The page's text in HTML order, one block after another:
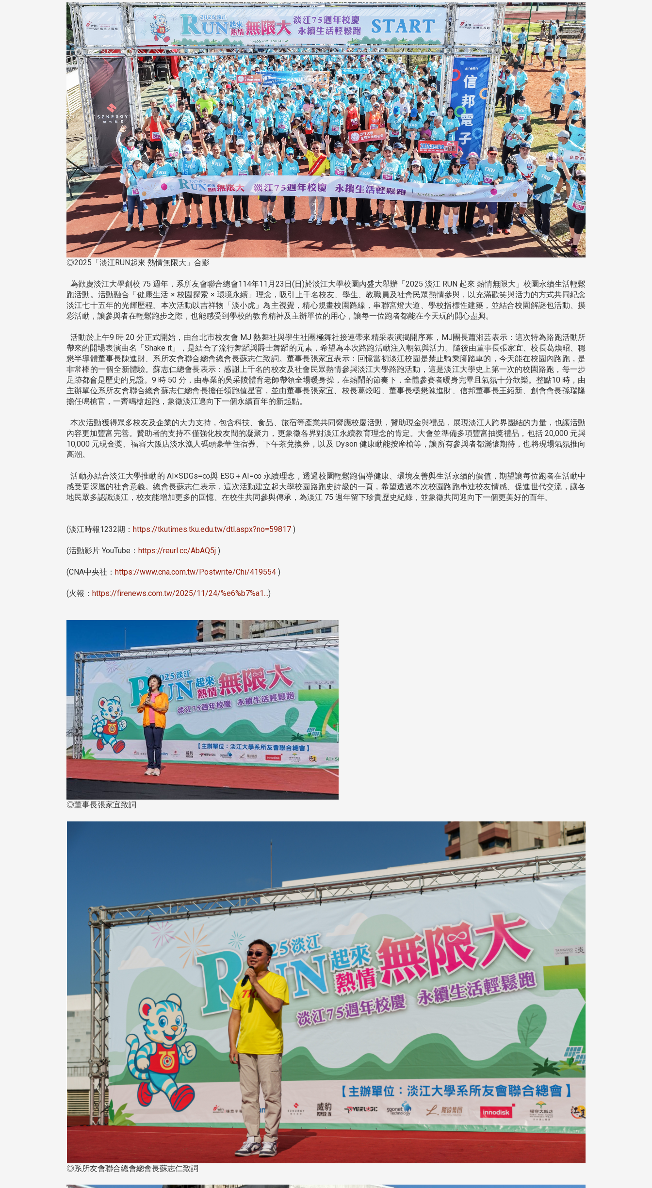
◎2025「淡江RUN起來 熱情無限大」合影
為歡慶淡江大學創校 75 週年，系所友會聯合總會114年11月23日(日)於淡江大學校園內盛大舉辦「2025 淡江 RUN 起來 熱情無限大」校園永續生活輕鬆
跑活動。活動融合「健康生活 × 校園探索 × 環境永續」理念，吸引上千名校友、學生、教職員及社會民眾熱情參與，以充滿歡笑與活力的方式共同紀念
淡江七十五年的光輝歷程。本次活動以吉祥物「淡小虎」為主視覺，精心規畫校園路線，串聯宮燈大道、學校指標性建築，並結合校園解謎包活動、摸
彩活動，讓參與者在輕鬆跑步之際，也能感受到學校的教育精神及主辦單位的用心，讓每一位跑者都能在今天玩的開心盡興。
活動於上午9 時 20 分正式開始，由台北市校友會 MJ 熱舞社與學生社團極舞社接連帶來精采表演揭開序幕，MJ團長蕭湘芸表示：這次特為路跑活動所
帶來的開場表演曲名「Shake it」，是結合了流行舞蹈與爵士舞蹈的元素，希望為本次路跑活動注入朝氣與活力。隨後由董事長張家宜、校長葛煥昭、穩
懋半導體董事長陳進財、系所友會聯合總會總會長蘇志仁致詞。董事長張家宜表示：回憶當初淡江校園是禁止騎乘腳踏車的，今天能在校園內路跑，是
非常棒的一個全新體驗。蘇志仁總會長表示：感謝上千名的校友及社會民眾熱情參與淡江大學路跑活動，這是淡江大學史上第一次的校園路跑，每一步
足跡都會是歷史的見證。9 時 50 分，由專業的吳采陵體育老師帶領全場暖身操，在熱鬧的節奏下，全體參賽者暖身完畢且氣氛十分歡樂。整點10 時，由
主辦單位系所友會聯合總會蘇志仁總會長擔任領跑值星官，並由董事長張家宜、校長葛煥昭、董事長穩懋陳進財、信邦董事長王紹新、創會會長孫瑞隆
擔任鳴槍官，一齊鳴槍起跑，象徵淡江邁向下一個永續百年的新起點。
本次活動獲得眾多校友及企業的大力支持，包含科技、食品、旅宿等產業共同響應校慶活動，贊助現金與禮品，展現淡江人跨界團結的力量，也讓活動
內容更加豐富完善。贊助者的支持不僅強化校友間的凝聚力，更象徵各界對淡江永續教育理念的肯定。大會並準備多項豐富抽獎禮品，包括 20,000 元與
10,000 元現金獎、福容大飯店淡水漁人碼頭豪華住宿券、下午茶兌換券，以及 Dyson 健康動能按摩槍等，讓所有參與者都滿懷期待，也將現場氣氛推向
高潮。
活動亦結合淡江大學推動的 AI×SDGs=∞與 ESG＋AI=∞ 永續理念，透過校園輕鬆跑倡導健康、環境友善與生活永續的價值，期望讓每位跑者在活動中
感受更深層的社會意義。總會長蘇志仁表示，這次活動建立起大學校園路跑史詩級的一頁，希望透過本次校園路跑串連校友情感、促進世代交流，讓各
地民眾多認識淡江，校友能增加更多的回憶、在校生共同參與傳承，為淡江 75 週年留下珍貴歷史紀錄，並象徵共同迎向下一個更美好的百年。
(淡江時報1232期： https://tkutimes.tku.edu.tw/dtl.aspx?no=59817 )
(活動影片 YouTube： https://reurl.cc/AbAQ5j )
(CNA中央社： https://www.cna.com.tw/Postwrite/Chi/419554 )
(火報： https://firenews.com.tw/2025/11/24/%e6%b7%a1...)
◎董事長張家宜致詞
◎系所友會聯合總會總會長蘇志仁致詞